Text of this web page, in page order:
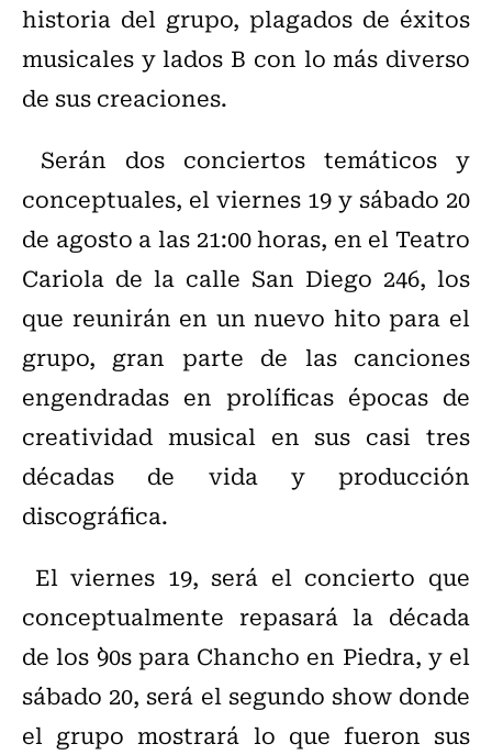
historia del grupo, plagados de éxitos
musicales y lados B con lo más diverso
de sus creaciones.
Serán dos conciertos temáticos y
conceptuales, el viernes 19 y sábado 20
de agosto a las 21:00 horas, en el Teatro
Cariola de la calle San Diego 246, los
que reunirán en un nuevo hito para el
grupo, gran parte de las canciones
engendradas en prolíficas épocas de
creatividad musical en sus casi tres
décadas de vida y producción
discográfica.
El viernes 19, será el concierto que
conceptualmente repasará la década
de los `90s para Chancho en Piedra, y el
sábado 20, será el segundo show donde
el grupo mostrará lo que fueron sus